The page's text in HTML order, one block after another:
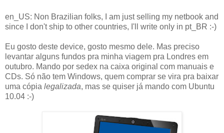
en_US: Non Brazilian folks, I am just selling my netbook and
since I don't ship to other countries, I'll write only in pt_BR :-)
Eu gosto deste device, gosto mesmo dele. Mas preciso
levantar alguns fundos pra minha viagem pra Londres em
outubro. Mando por sedex na caixa original com manuais e
CDs. Só não tem Windows, quem comprar se vira pra baixar
uma cópia legalizada, mas se quiser já mando com Ubuntu
10.04 :-)